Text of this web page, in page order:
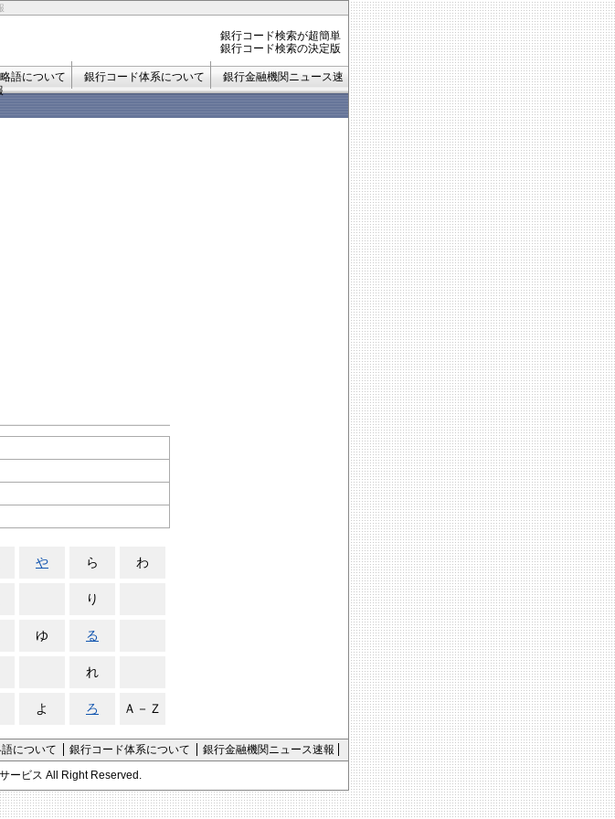
銀行コード検索が超簡単
銀行コード検索の決定版
語について 銀行コード体系について
銀行金融機関ニュース速
や ら わ
り
ゆ る
れ
よ ろ Ａ－Ｚ
について 銀行コード体系について
銀行金融機関ニュース速報
ービス All Right Reserved.